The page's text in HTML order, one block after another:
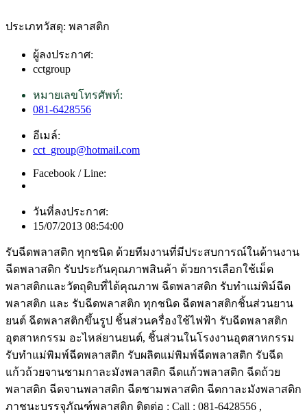
ประเภทวัสดุ: พลาสติก
ผู้ลงประกาศ:
cctgroup
หมายเลขโทรศัพท์:
081-6428556
อีเมล์:
cct_group@hotmail.com
Facebook / Line:
วันที่ลงประกาศ:
15/07/2013 08:54:00
รับฉีดพลาสติก ทุกชนิด ด้วยทีมงานที่มีประสบการณ์ในด้านงาน
ฉีดพลาสติก รับประกันคุณภาพสินค้า ด้วยการเลือกใช้เม็ด
พลาสติกและวัตถุดิบที่ได้คุณภาพ ฉีดพลาสติก รับทำแม่พิม์ฉีด
พลาสติก และ รับฉีดพลาสติก ทุกชนิด ฉีดพลาสติกชิ้นส่วนยาน
ยนต์ ฉีดพลาสติกขึ้นรูป ชิ้นส่วนครื่องใช้ไฟฟ้า รับฉีดพลาสติก
อุตสาหกรรม อะไหล่ยานยนต์, ชิ้นส่วนในโรงงานอุตสาหกรรม
รับทำแม่พิมพ์ฉีดพลาสติก รับผลิตแม่พิมพ์ฉีดพลาสติก รับฉีด
แก้วถ้วยจานชามกาละมังพลาสติก ฉีดแก้วพลาสติก ฉีดถ้วย
พลาสติก ฉีดจานพลาสติก ฉีดชามพลาสติก ฉีดกาละมังพลาสติก
ภาชนะบรรจุภัณฑ์พลาสติก ติดต่อ : Call : 081-6428556 ,